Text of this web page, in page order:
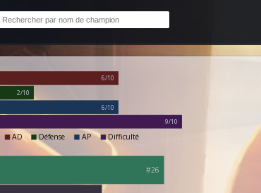
6/10
2/10
6/10
9/10
AD Défense AP Difficulté
#26